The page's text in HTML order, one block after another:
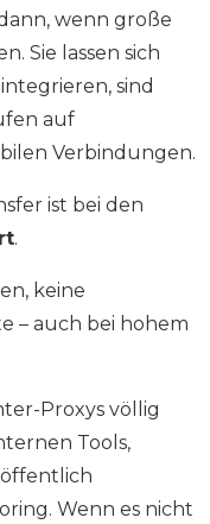
wenn große
Sie lassen sich
sind
auf
Verbindungen.
ist bei den
.
keine
– auch bei hohem
Proxys völlig
Tools,
öffentlich
Wenn es nicht